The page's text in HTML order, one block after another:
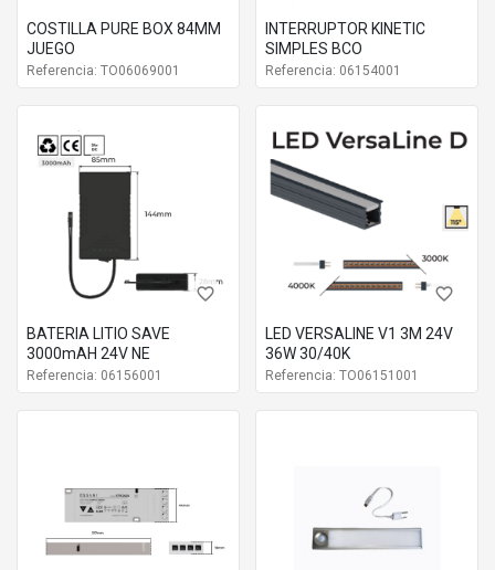
COSTILLA PURE BOX 84MM
JUEGO
Referencia: TO06069001
INTERRUPTOR KINETIC
SIMPLES BCO
Referencia: 06154001
favorite_border
BATERIA LITIO SAVE
3000mAH 24V NE
Referencia: 06156001
favorite_border
LED VERSALINE V1 3M 24V
36W 30/40K
Referencia: TO06151001